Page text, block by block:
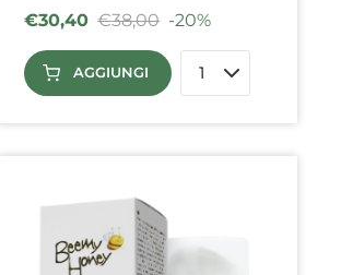
€30,40 €38,00 -20%
AGGIUNGI